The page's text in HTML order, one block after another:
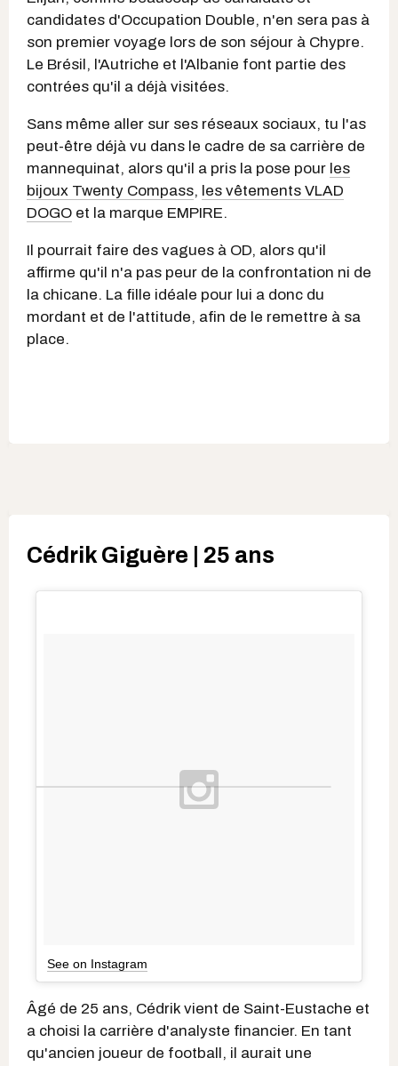
candidates d'Occupation Double, n'en sera pas à
son premier voyage lors de son séjour à Chypre.
Le Brésil, l'Autriche et l'Albanie font partie des
contrées qu'il a déjà visitées.
Sans même aller sur ses réseaux sociaux, tu l'as
peut-être déjà vu dans le cadre de sa carrière de
mannequinat, alors qu'il a pris la pose pour les
bijoux Twenty Compass, les vêtements VLAD
DOGO et la marque EMPIRE.
Il pourrait faire des vagues à OD, alors qu'il
affirme qu'il n'a pas peur de la confrontation ni de
la chicane. La fille idéale pour lui a donc du
mordant et de l'attitude, afin de le remettre à sa
place.
Cédrik Giguère | 25 ans
See on Instagram
Âgé de 25 ans, Cédrik vient de Saint-Eustache et
a choisi la carrière d'analyste financier. En tant
qu'ancien joueur de football, il aurait une